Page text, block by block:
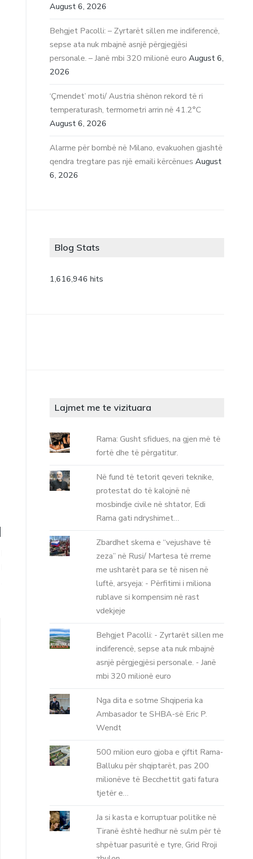
August 6, 2026
Behgjet Pacolli: – Zyrtarët sillen me indiferencë,
sepse ata nuk mbajnë asnjë përgjegjësi
personale. – Janë mbi 320 milionë euro August 6,
2026
‘Çmendet’ moti/ Austria shënon rekord të ri
temperaturash, termometri arrin në 41.2°C
August 6, 2026
Alarme për bombë në Milano, evakuohen gjashtë
qendra tregtare pas një emaili kërcënues August
6, 2026
Blog Stats
1,616,946 hits
Lajmet me te vizituara
Rama: Gusht sfidues, na gjen më të
fortë dhe të përgatitur.
Në fund të tetorit qeveri teknike,
protestat do të kalojnë në
mosbindje civile në shtator, Edi
Rama gati ndryshimet…
Zbardhet skema e “vejushave të
zeza” në Rusi/ Martesa të rreme
me ushtarët para se të nisen në
luftë, arsyeja: - Përfitimi i miliona
rublave si kompensim në rast
vdekjeje
Behgjet Pacolli: - Zyrtarët sillen me
indiferencë, sepse ata nuk mbajnë
asnjë përgjegjësi personale. - Janë
mbi 320 milionë euro
Nga dita e sotme Shqiperia ka
Ambasador te SHBA-së Eric P.
Wendt
500 milion euro gjoba e çiftit Rama-
Balluku për shqiptarët, pas 200
milionëve të Becchettit gati fatura
tjetër e…
Ja si kasta e korruptuar politike në
Tiranë është hedhur në sulm për të
shpëtuar pasuritë e tyre, Grid Rroji